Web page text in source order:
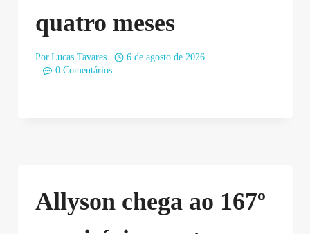
quatro meses
Por Lucas Tavares
6 de agosto de 2026
0 Comentários
Allyson chega ao 167º